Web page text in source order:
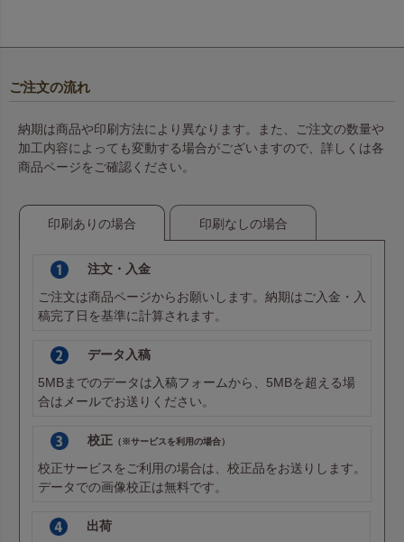
ご注文の流れ
納期は商品や印刷方法により異なります。また、ご注文の数量や
加工内容によっても変動する場合がございますので、詳しくは各
商品ページをご確認ください。
印刷ありの場合 印刷なしの場合
注文・入金
ご注文は商品ページからお願いします。納期はご入金・入
稿完了日を基準に計算されます。
データ入稿
5MBまでのデータは 入稿フォームから、5MBを超える場
合は メールでお送りください。
校正 （※サービスを利用の場合）
校正サービスをご利用の場合は、校正品をお送りします。
データでの画像校正は無料です。
出荷